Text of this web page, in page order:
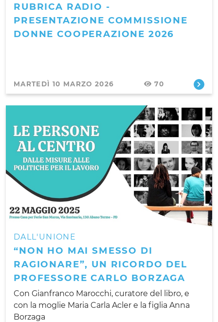
RUBRICA RADIO -
PRESENTAZIONE COMMISSIONE
DONNE COOPERAZIONE 2026
MARTEDÌ 10 MARZO 2026 70
DALL'UNIONE
“NON HO MAI SMESSO DI
RAGIONARE”, UN RICORDO DEL
PROFESSORE CARLO BORZAGA
Con Gianfranco Marocchi, curatore del libro, e
con la moglie Maria Carla Acler e la figlia Anna
Borzaga